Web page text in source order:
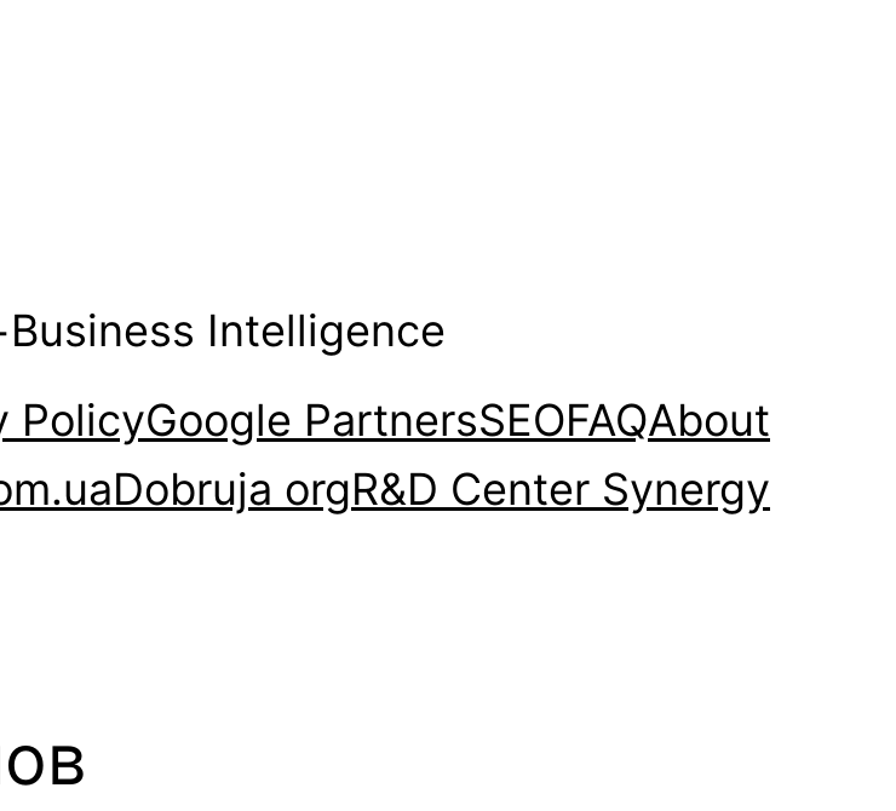
Intelligence
PolicyGoogle PartnersSEOFAQAbout
Dobruja orgR&D Center Synergy